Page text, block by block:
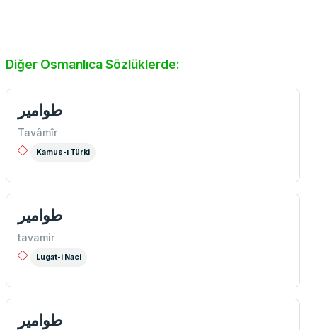
Diğer Osmanlıca Sözlüklerde:
طوامیر
Tavâmîr
Kamus-ı Türki
طوامير
tavamir
Lugat-i Naci
طوامیر